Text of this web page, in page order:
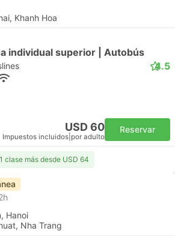
Khanh Hoa
individual superior | Autobús
4.5
USD 60
Impuestos incluidos por adulto
Reservar
1 clase más desde USD 64
Hanoi
Nha Trang